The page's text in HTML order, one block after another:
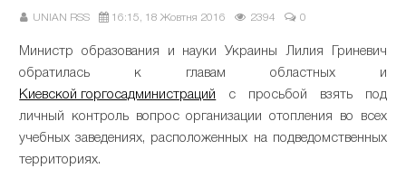
UNIAN RSS 16:15, 18 Жовтня 2016 2394 0
Министр образования и науки Украины Лилия Гриневич
обратилась к главам областных и
Киевской горгосадминистраций с просьбой взять под
личный контроль вопрос организации отопления во всех
учебных заведениях, расположенных на подведомственных
территориях.